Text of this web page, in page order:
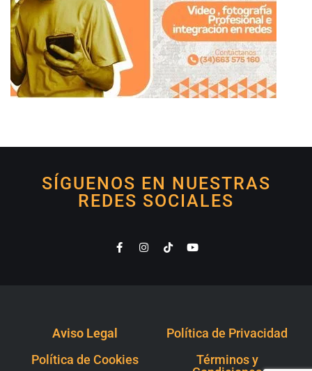
SÍGUENOS EN NUESTRAS
REDES SOCIALES
Aviso Legal
Política de Privacidad
Política de Cookies
Términos y